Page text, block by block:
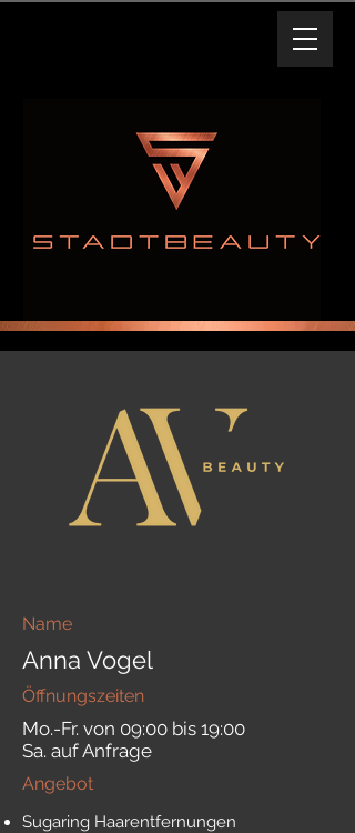
Name
Anna Vogel
Öffnungszeiten
Mo.-Fr. von 09:00 bis 19:00
Sa. auf Anfrage
Angebot
Sugaring Haarentfernungen